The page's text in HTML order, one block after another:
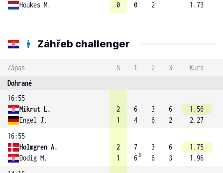
Houkes M.
0
0
2
1.73
Záhřeb challenger
Zápas S 1 2 3
Kurs
Dohrané
16:55
Mikrut L.
Engel J.
2
1
6
4
3
6
6
2
1.56
2.27
16:55
Holmgren A.
Dodig M.
2
1
7
68
3
6
6
3
1.75
1.96